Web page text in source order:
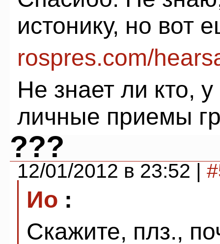
истонику, но вот
rospres.com/
Не знает ли кто,
личные приемы
???
12/01/2012 в 23:52 |
Ио :
Скажите, плз.,